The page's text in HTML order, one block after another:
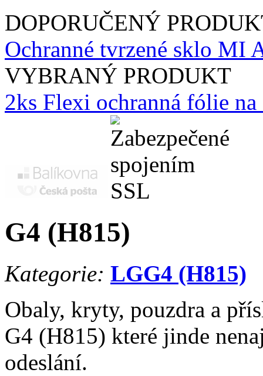
DOPORUČENÝ
Ochranné tvrzené sklo MI
VYBRANÝ PRODUKT
2ks Flexi ochranná fólie
G4 (H815)
Kategorie: LGG4 (H815)
Obaly, kryty, pouzdra a
G4 (H815) které jinde
odeslání.